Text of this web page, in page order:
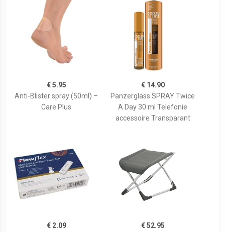
€ 5.95
Anti-Blister spray (50ml) –
Care Plus
€ 14.90
Panzerglass SPRAY Twice
A Day 30 ml Telefonie
accessoire Transparant
€ 2.09
€ 52.95